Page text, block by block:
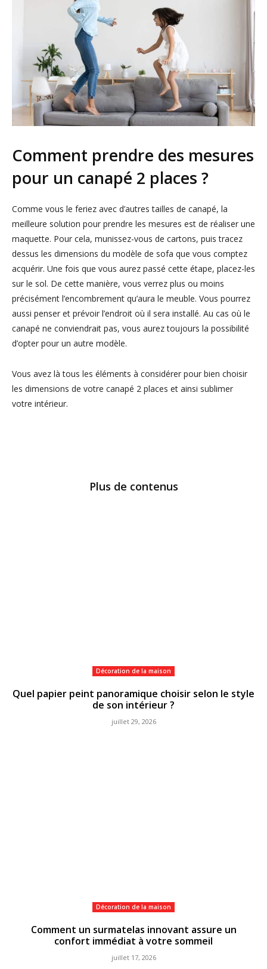
Comment prendre des mesures
pour un canapé 2 places ?
Comme vous le feriez avec d’autres tailles de canapé, la
meilleure solution pour prendre les mesures est de réaliser une
maquette. Pour cela, munissez-vous de cartons, puis tracez
dessus les dimensions du modèle de sofa que vous comptez
acquérir. Une fois que vous aurez passé cette étape, placez-les
sur le sol. De cette manière, vous verrez plus ou moins
précisément l’encombrement qu’aura le meuble. Vous pourrez
aussi penser et prévoir l’endroit où il sera installé. Au cas où le
canapé ne conviendrait pas, vous aurez toujours la possibilité
d’opter pour un autre modèle.
Vous avez là tous les éléments à considérer pour bien choisir
les dimensions de votre canapé 2 places et ainsi sublimer
votre intérieur.
Plus de contenus
Décoration de la maison
Quel papier peint panoramique choisir selon le style
de son intérieur ?
juillet 29, 2026
Décoration de la maison
Comment un surmatelas innovant assure un
confort immédiat à votre sommeil
juillet 17, 2026